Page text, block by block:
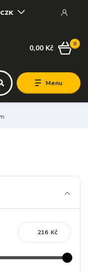
Menu
CZK
0
0,00 Kč
Kč